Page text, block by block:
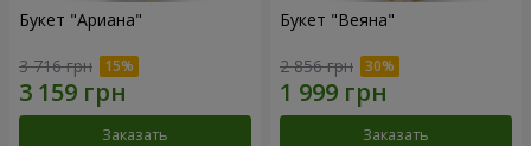
Букет "Ариана"
3 716 грн
Заказать
Букет "Веяна"
2 856 грн
Заказать